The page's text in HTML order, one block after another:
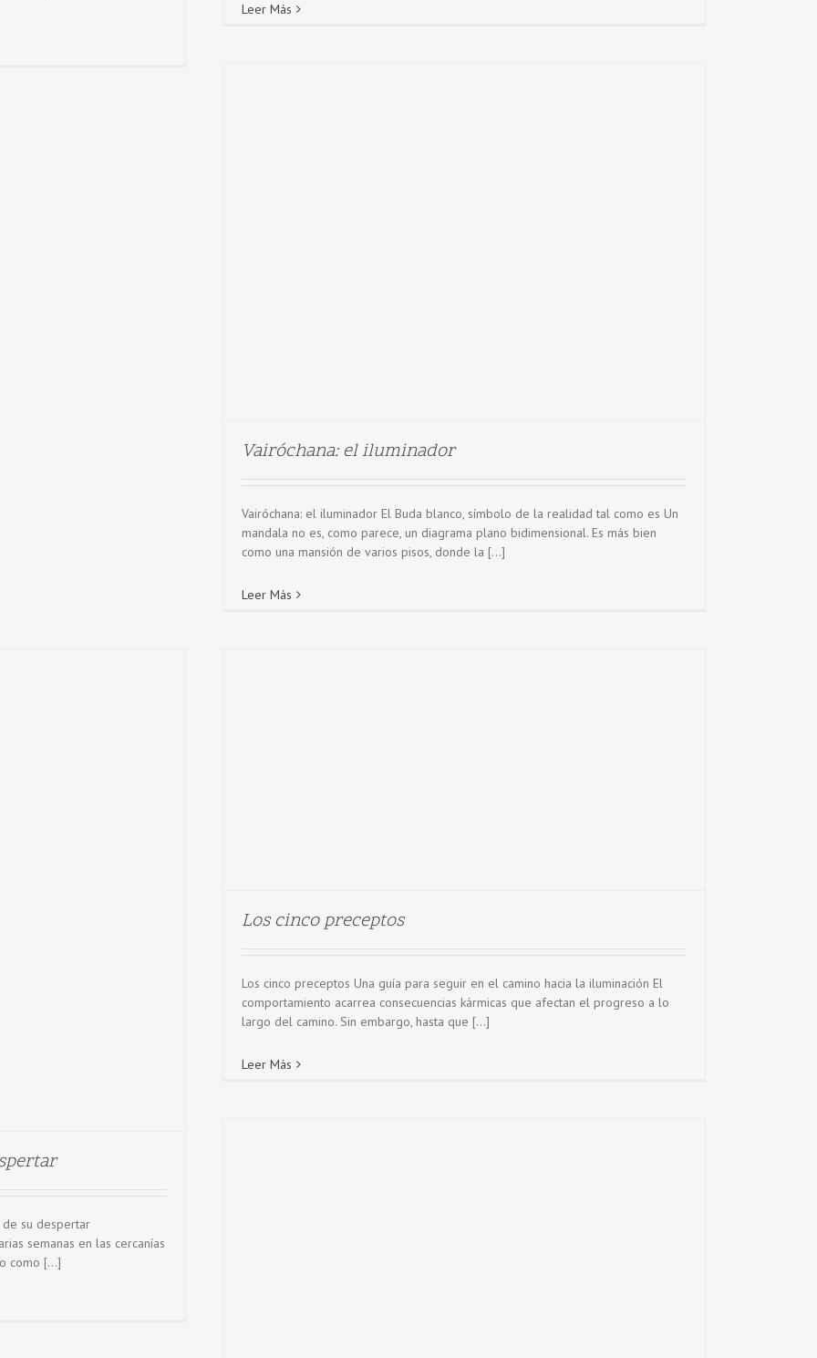
Leer Más
Vairóchana: el iluminador
Vairóchana: el iluminador El Buda blanco, símbolo de la realidad tal como es Un
mandala no es, como parece, un diagrama plano bidimensional. Es más bien
como una mansión de varios pisos, donde la [...]
Leer Más
su despertar
semanas en las cercanías
como [...]
Los cinco preceptos
Los cinco preceptos Una guía para seguir en el camino hacia la iluminación El
comportamiento acarrea consecuencias kármicas que afectan el progreso a lo
largo del camino. Sin embargo, hasta que [...]
Leer Más